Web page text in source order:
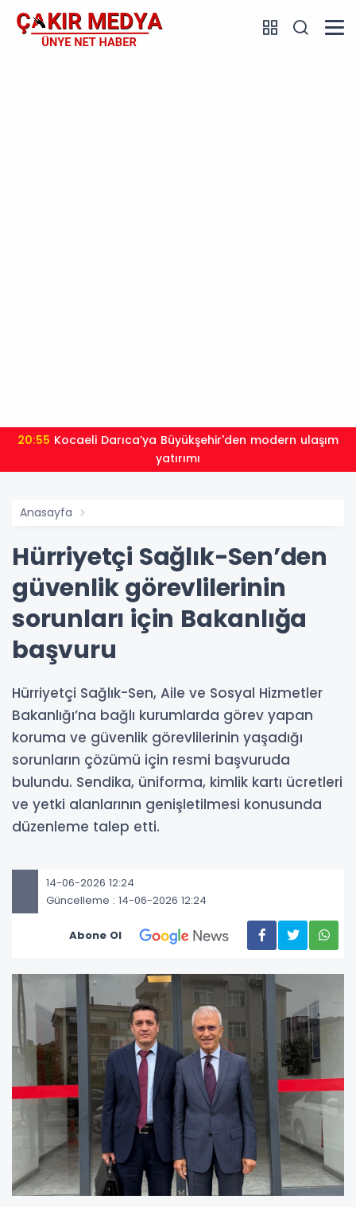
20:55
yatırımı
Anasayfa
Hürriyetçi Sağlık-Sen’den
güvenlik görevlilerinin
sorunları için Bakanlığa
başvuru
Hürriyetçi Sağlık-Sen, Aile ve Sosyal Hizmetler
Bakanlığı’na bağlı kurumlarda görev yapan
koruma ve güvenlik görevlilerinin yaşadığı
sorunların çözümü için resmi başvuruda
bulundu. Sendika, üniforma, kimlik kartı ücretleri
ve yetki alanlarının genişletilmesi konusunda
düzenleme talep etti.
14-06-2026 12:24
Güncelleme : 14-06-2026 12:24
Abone Ol